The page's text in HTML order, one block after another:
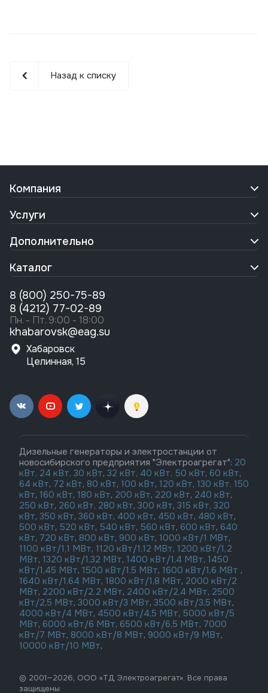
Назад к списку
Компания
Услуги
Дополнительно
Каталог
8 (800) 250-75-89
8 (4212) 77-02-89
Пн. - Пт. 9:00 - 18:00
khabarovsk@eag.su
Хабаровск
Целинная, 15
Дизельные генераторы и электростанции от
новосибирского предприятия "Электроагрегат": 20
кВт, 24 кВт, 30 кВт, 32 кВт, 40 кВт, 50 кВт, 60 кВт,
64 кВт, 72 кВт, 80 кВт, 100 кВт, 120 кВт, 130 кВт, 150
кВт, 160 кВт, 180 кВт, 200 кВт, 220 кВт, 240 кВт,
250 кВт, 260 кВт, 280 кВт, 300 кВт, 315 кВт, 320
кВт, 350 кВт, 360 кВт, 400 кВт, 450 кВт, 480 кВт,
500 кВт, 520 кВт, 540 кВт, 560 кВт, 600 кВт, 640
кВт, 720 кВт, 800 кВт, 900 кВт, 1000 кВт/1 МВт,
1100 кВт/1,1 МВт, 1120 кВт/1,12 МВт, 1200 кВт/1,2
МВт, 1320 кВт/1,32 МВт, 1400 кВт/1,4 МВт, 1450
кВт/1,45 МВт, 1500 кВт/1,5 МВт, 1600 кВт/1,6 МВт ,
1640 кВт/1,64 МВт, 1800 кВт/1,8 МВт, 2000 кВт/2
МВт, 2200 кВт/2,2 МВт, 2400 кВт/2,4 МВт, 2500
кВт/2,5 МВт, 3000 кВт/3 МВт, 3500 кВт/3,5 МВт,
4000 кВт/4 МВт, 4500 кВт/4,5 МВт, 5000 кВт/5
МВт, 6000 кВт/6 МВт, 6500 кВт/6,5 МВт, 7000
кВт/7 МВт, 8000 кВт/8 МВт, 9000 кВт/9 МВт,
10000 кВт/10 МВт,
© 2001—2026, ООО «ТД Электроагрегат». Все права
защищены